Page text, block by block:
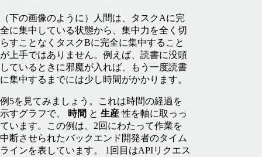
（下の画像のように）人間は、タスクAに完
全に集中している状態から、集中力を全く切
らすことなくタスクBに完全に集中すること
が上手ではありません。例えば、読書に没頭
しているときに邪魔が入れば、もう一度読書
に集中するまでには少し時間がかかります。
例5を見てみましょう。これは時間の経過を
示すグラフで、
時間 と 生産性を軸に取っっ
ています。この例は、2回にわたって作業を
中断させられたバックエンド開発者のタイム
ラインを表しています。 1回目はAPIリクエス